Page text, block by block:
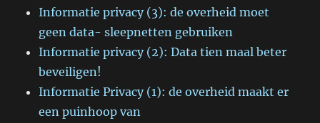
Informatie privacy (3): de overheid moet
geen data- sleepnetten gebruiken
Informatie privacy (2): Data tien maal beter
beveiligen!
Informatie Privacy (1): de overheid maakt er
een puinhoop van